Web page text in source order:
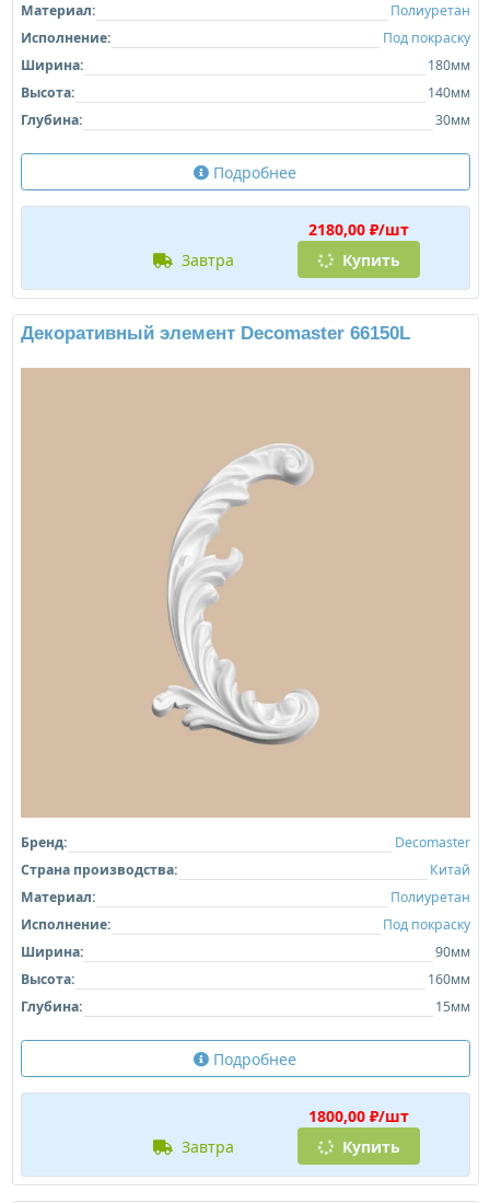
Материал:
Полиуретан
Исполнение:
Под покраску
Ширина:
180мм
Высота:
140мм
Глубина:
30мм
Подробнее
2180,00 ₽/шт
завтра
Купить
Декоративный элемент Decomaster 66150L
Бренд:
Decomaster
Страна производства:
Китай
Материал:
Полиуретан
Исполнение:
Под покраску
Ширина:
90мм
Высота:
160мм
Глубина:
15мм
Подробнее
1800,00 ₽/шт
завтра
Купить